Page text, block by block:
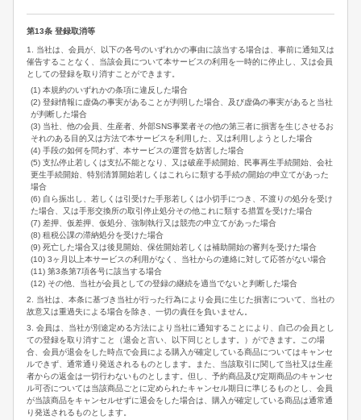
第13条 登録取消等
1. 当社は、会員が、以下の各号のいずれかの事由に該当する場合は、事前に通知又は
催告することなく、当該会員について本サービスの利用を一時的に停止し、又は会員
としての登録を取り消すことができます。
(1) 本規約のいずれかの条項に違反した場合
(2) 登録情報に虚偽の事実があることが判明した場合、及び虚偽の事実があると当社
が判断した場合
(3) 当社、他の会員、生産者、外部SNS事業者その他の第三者に損害を生じさせるお
それのある目的又は方法で本サービスを利用した、又は利用しようとした場合
(4) 手段の如何を問わず、本サービスの運営を妨害した場合
(5) 支払停止若しくは支払不能となり、又は破産手続開始、民事再生手続開始、会社
更生手続開始、特別清算開始若しくはこれらに類する手続の開始の申立てがあった
場合
(6) 自ら振出し、若しくは引受けた手形若しくは小切手につき、不渡りの処分を受け
た場合、又は手形交換所の取引停止処分その他これに類する措置を受けた場合
(7) 差押、仮差押、仮処分、強制執行又は競売の申立てがあった場合
(8) 租税公課の滞納処分を受けた場合
(9) 死亡した場合又は後見開始、保佐開始若しくは補助開始の審判を受けた場合
(10) 3ヶ月以上本サービスの利用がなく、当社からの連絡に対して応答がない場合
(11) 第3条第7項各号に該当する場合
(12) その他、当社が会員としての登録の継続を適当でないと判断した場合
2. 当社は、本条に基づき当社が行った行為により会員に生じた損害について、当社の
故意又は重過失による場合を除き、一切の責任を負いません。
3. 会員は、当社が別途定める方法により当社に通知することにより、自己の会員とし
ての登録を取り消すこと（退会と言い、以下同じとします。）ができます。この場
合、会員が退会をした時点で会員による購入が確定している商品についてはキャンセ
ルできず、通常通り発送されるものとします。また、当該取引に関して当社又は生産
者からの返金は一切行わないものとします。但し、予約商品及び定期商品のキャンセ
ル可否については当該商品ごとに定められたキャンセル期日に準じるものとし、会員
が当該商品をキャンセルせずに退会をした場合は、購入が確定している商品は通常通
り発送されるものとします。